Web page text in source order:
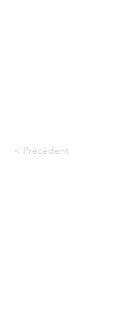
< Précédent